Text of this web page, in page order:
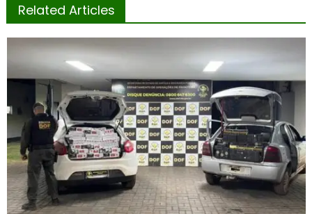
Related Articles